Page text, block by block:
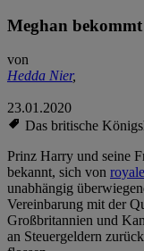
Meghan bekommt
von
Hedda Nier,
23.01.2020
Das britische
Prinz Harry und seine
bekannt, sich von
unabhängig
Vereinbarung mit der
Großbritannien und
an Steuergeldern